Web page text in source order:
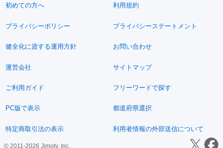
初めての方へ 利用規約
プライバシーポリシー プライバシーステートメント
健全化に資する運用方針 お問い合わせ
運営会社 サイトマップ
ご利用ガイド フリーワードで探す
PC版で表示 都道府県選択
特定商取引法の表示 利用者情報の外部送信について
© 2011-2026 Jimoty, Inc.